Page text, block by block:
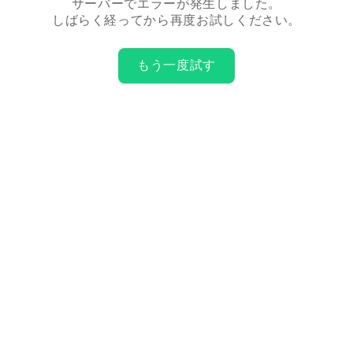
サーバーでエラーが発生しました。
しばらく経ってから再度お試しください。
もう一度試す